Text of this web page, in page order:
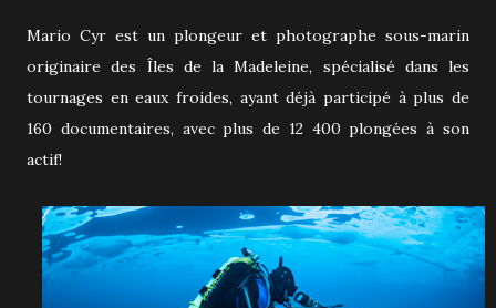
Mario Cyr est un plongeur et photographe sous-marin
originaire des Îles de la Madeleine, spécialisé dans les
tournages en eaux froides, ayant déjà participé à plus de
160 documentaires, avec plus de 12 400 plongées à son
actif!